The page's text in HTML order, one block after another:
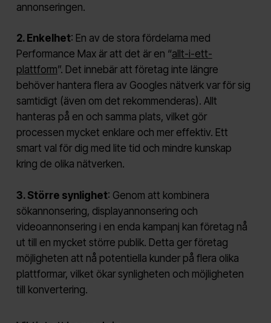
annonseringen.
2. Enkelhet: En av de stora fördelarna med
Performance Max är att det är en “allt-i-ett-
plattform”. Det innebär att företag inte längre
behöver hantera flera av Googles nätverk var för sig
samtidigt (även om det rekommenderas). Allt
hanteras på en och samma plats, vilket gör
processen mycket enklare och mer effektiv. Ett
smart val för dig med lite tid och mindre kunskap
kring de olika nätverken.
3. Större synlighet: Genom att kombinera
sökannonsering, displayannonsering och
videoannonsering i en enda kampanj kan företag nå
ut till en mycket större publik. Detta ger företag
möjligheten att nå potentiella kunder på flera olika
plattformar, vilket ökar synligheten och möjligheten
till konvertering.